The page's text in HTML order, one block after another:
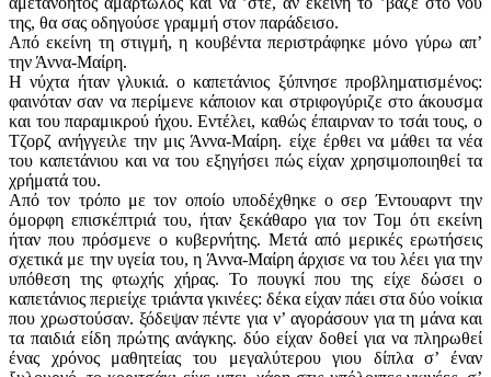
της, θα σας οδηγούσε γραμμή στον παράδεισο.
Από εκείνη τη στιγμή, η κουβέντα περιστράφηκε μόνο γύρω απ’
την Άννα-Μαίρη.
Η νύχτα ήταν γλυκιά. ο καπετάνιος ξύπνησε προβληματισμένος:
φαινόταν σαν να περίμενε κάποιον και στριφογύριζε στο άκουσμα
και του παραμικρού ήχου. Εντέλει, καθώς έπαιρναν το τσάι τους, ο
Τζορζ ανήγγειλε την μις Άννα-Μαίρη. είχε έρθει να μάθει τα νέα
του καπετάνιου και να του εξηγήσει πώς είχαν χρησιμοποιηθεί τα
χρήματά του.
Από τον τρόπο με τον οποίο υποδέχθηκε ο σερ Έντουαρντ την
όμορφη επισκέπτριά του, ήταν ξεκάθαρο για τον Τομ ότι εκείνη
ήταν που πρόσμενε ο κυβερνήτης. Μετά από μερικές ερωτήσεις
σχετικά με την υγεία του, η Άννα-Μαίρη άρχισε να του λέει για την
υπόθεση της φτωχής χήρας. Το πουγκί που της είχε δώσει ο
καπετάνιος περιείχε τριάντα γκινέες: δέκα είχαν πάει στα δύο νοίκια
που χρωστούσαν. ξόδεψαν πέντε για ν’ αγοράσουν για τη μάνα και
τα παιδιά είδη πρώτης ανάγκης. δύο είχαν δοθεί για να πληρωθεί
ένας χρόνος μαθητείας του μεγαλύτερου γιου δίπλα σ’ έναν